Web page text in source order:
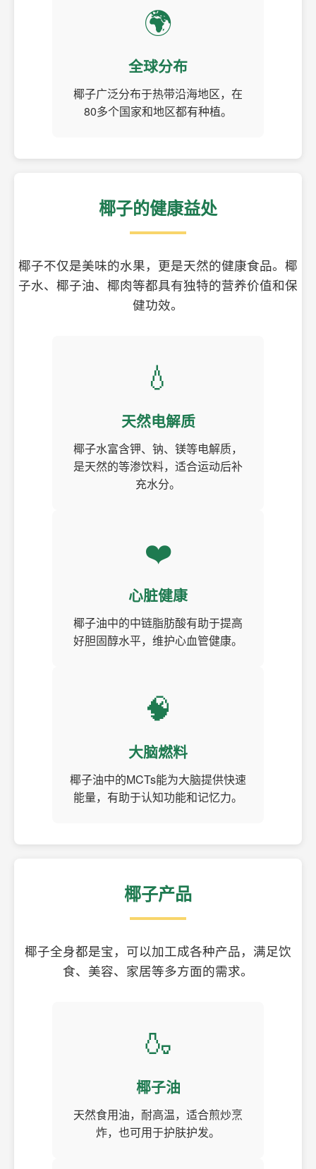
🌍
全球分布
椰子广泛分布于热带沿海地区，在
80多个国家和地区都有种植。
椰子的健康益处
椰子不仅是美味的水果，更是天然的健康食品。椰
子水、椰子油、椰肉等都具有独特的营养价值和保
健功效。
💧
天然电解质
椰子水富含钾、钠、镁等电解质，
是天然的等渗饮料，适合运动后补
充水分。
❤️
心脏健康
椰子油中的中链脂肪酸有助于提高
好胆固醇水平，维护心血管健康。
🧠
大脑燃料
椰子油中的MCTs能为大脑提供快速
能量，有助于认知功能和记忆力。
椰子产品
椰子全身都是宝，可以加工成各种产品，满足饮
食、美容、家居等多方面的需求。
🍶
椰子油
天然食用油，耐高温，适合煎炒烹
炸，也可用于护肤护发。